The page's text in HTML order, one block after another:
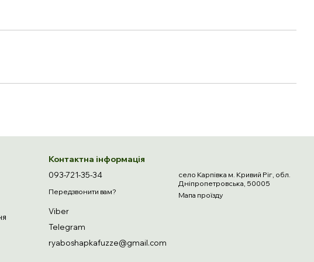
Контактна інформація
093-721-35-34
Передзвонити вам?
Viber
Telegram
ryaboshapkafuzze@gmail.com
село Карпівка м. Кривий Ріг, обл.
Дніпропетровська, 50005
Мапа проїзду